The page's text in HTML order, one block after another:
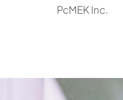
PcMEK Inc.